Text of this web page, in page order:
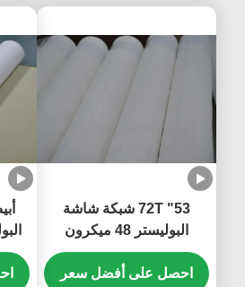
53" 72T شبكة شاشة
البوليستر 48 ميكرون
للطباعة النسيجية
احصل على أفضل سعر